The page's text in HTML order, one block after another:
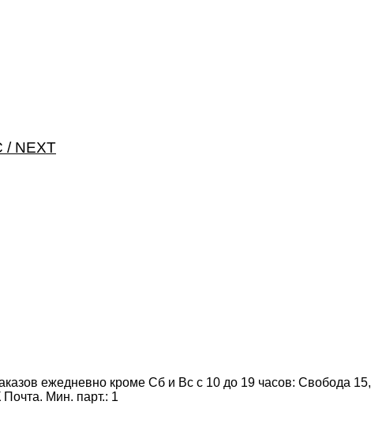
/ NEXT
ежедневно кроме Сб и Вс с 10 до 19 часов: Свобода 15,
Мин. парт.: 1